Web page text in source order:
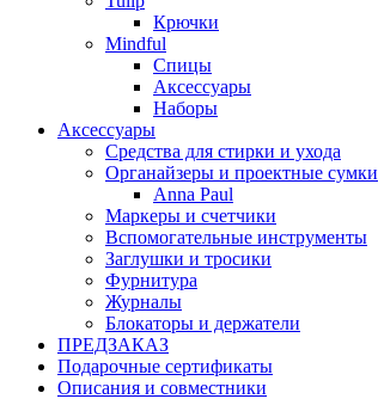
Крючки
Mindful
Спицы
Аксессуары
Наборы
Аксессуары
Средства для стирки и ухода
Органайзеры и проектные сумки
Anna Paul
Маркеры и счетчики
Вспомогательные инструменты
Заглушки и тросики
Фурнитура
Журналы
Блокаторы и держатели
ПРЕДЗАКАЗ
Подарочные сертификаты
Описания и совместники